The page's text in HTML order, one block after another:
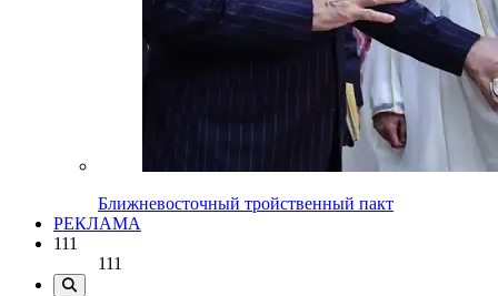
Ближневосточный тройственный пакт
РЕКЛАМА
111
111